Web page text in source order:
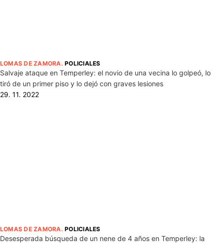
LOMAS DE ZAMORA.POLICIALES
Salvaje ataque en Temperley: el novio de una vecina lo golpeó, lo
tiró de un primer piso y lo dejó con graves lesiones
29. 11. 2022
LOMAS DE ZAMORA.POLICIALES
Desesperada búsqueda de un nene de 4 años en Temperley: la